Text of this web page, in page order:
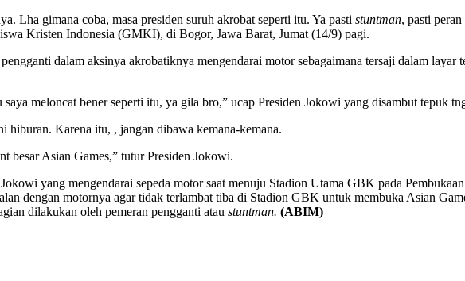
Lha gimana coba, masa presiden suruh akrobat seperti itu. Ya pasti stuntman, pasti
Kristen Indonesia (GMKI), di Bogor, Jawa Barat, Jumat (14/9) pagi.
dalam aksinya akrobatiknya mengendarai motor sebagaimana tersaji dalam
meloncat bener seperti itu, ya gila bro,” ucap Presiden Jokowi yang disambut tepuk
Karena itu, , jangan dibawa kemana-kemana.
besar Asian Games,” tutur Presiden Jokowi.
yang mengendarai sepeda motor saat menuju Stadion Utama GBK pada
dengan motornya agar tidak terlambat tiba di Stadion GBK untuk membuka Asian
dilakukan oleh pemeran pengganti atau stuntman. (ABIM)